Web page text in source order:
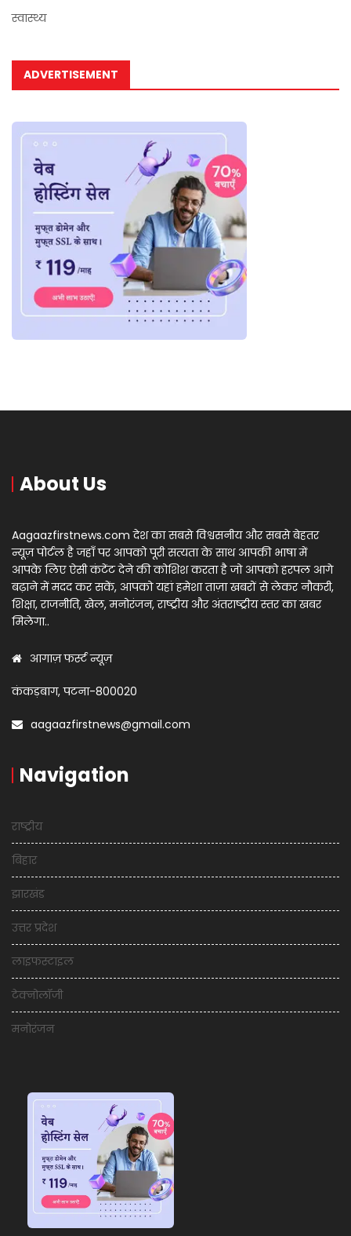
स्वास्थ्य
ADVERTISEMENT
About Us
Aagaazfirstnews.com देश का सबसे विश्वसनीय और सबसे बेहतर
न्यूज़ पोर्टल है जहाँ पर आपको पूरी सत्यता के साथ आपकी भाषा में
आपके लिए ऐसी कंटेंट देने की कोशिश करता है जो आपको हरपल आगे
बढ़ाने में मदद कर सकें, आपको यहां हमेशा ताज़ा खबरों से लेकर नौकरी,
शिक्षा, राजनीति, खेल, मनोरंजन, राष्ट्रीय और अंतराष्ट्रीय स्तर का खबर
मिलेगा..
आगाज़ फर्स्ट न्यूज़
कंकड़बाग, पटना-800020
aagaazfirstnews@gmail.com
Navigation
राष्ट्रीय
बिहार
झारखंड
उत्तर प्रदेश
लाइफस्टाइल
टेक्नोलॉजी
मनोरंजन